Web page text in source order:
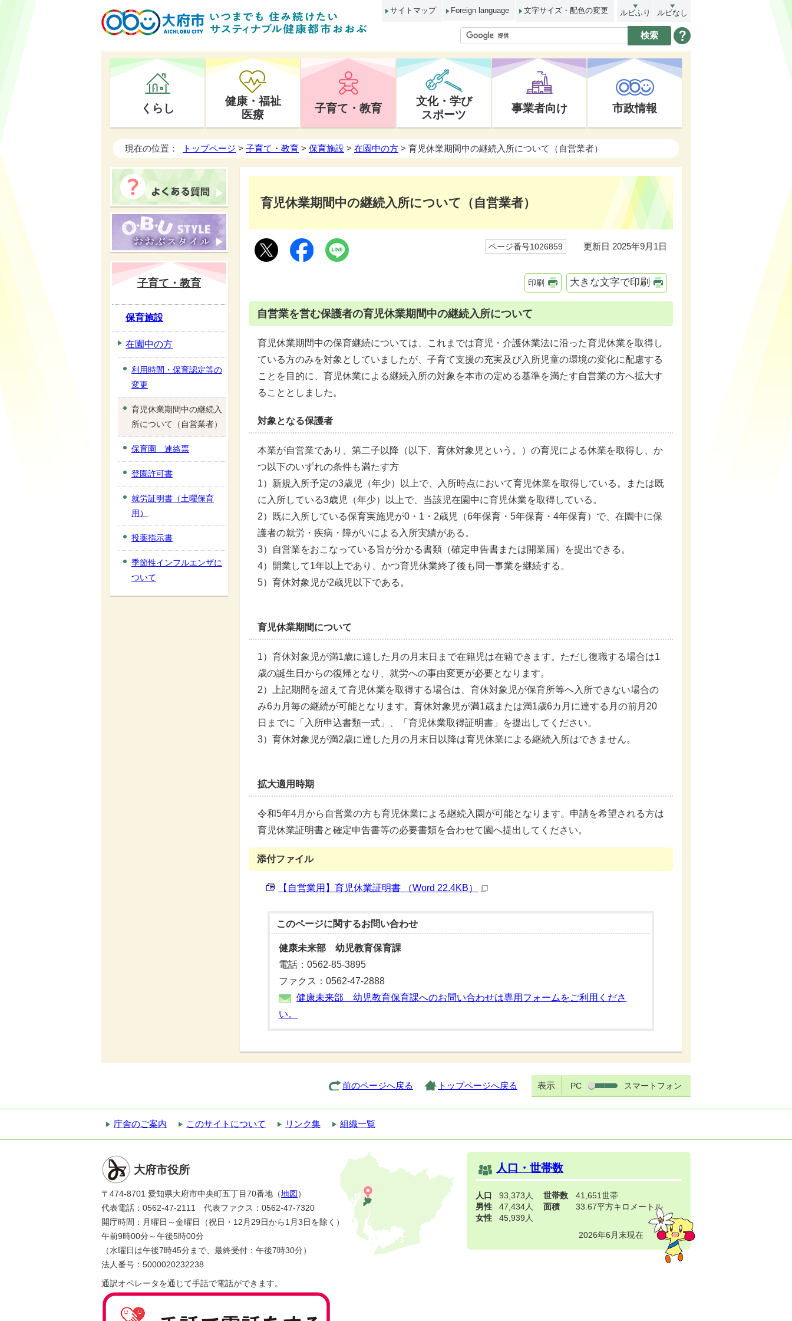
サイトマップ Foreign language 文字サイズ・配色の変更 ルビふり ルビなし
くらし
健康・福祉
医療
子育て・教育
文化・学び
スポーツ
事業者向け 市政情報
現在の位置： トップページ > 子育て・教育 > 保育施設 > 在園中の方 > 育児休業期間中の継続入所について（自営業者）
育児休業期間中の継続入所について（自営業者）
ページ番号1026859 更新日 2025年9月1日
印刷 大きな文字で印刷
自営業を営む保護者の育児休業期間中の継続入所について
育児休業期間中の保育継続については、これまでは育児・介護休業法に沿った育児休業を取得し
ている方のみを対象としていましたが、子育て支援の充実及び入所児童の環境の変化に配慮する
ことを目的に、育児休業による継続入所の対象を本市の定める基準を満たす自営業の方へ拡大す
ることとしました。
対象となる保護者
本業が自営業であり、第二子以降（以下、育休対象児という。）の育児による休業を取得し、か
つ以下のいずれの条件も満たす方
1）新規入所予定の3歳児（年少）以上で、入所時点において育児休業を取得している。または既
に入所している3歳児（年少）以上で、当該児在園中に育児休業を取得している。
2）既に入所している保育実施児が0・1・2歳児（6年保育・5年保育・4年保育）で、在園中に保
護者の就労・疾病・障がいによる入所実績がある。
3）自営業をおこなっている旨が分かる書類（確定申告書または開業届）を提出できる。
4）開業して1年以上であり、かつ育児休業終了後も同一事業を継続する。
5）育休対象児が2歳児以下である。
育児休業期間について
1）育休対象児が満1歳に達した月の月末日まで在籍児は在籍できます。ただし復職する場合は1
歳の誕生日からの復帰となり、就労への事由変更が必要となります。
2）上記期間を超えて育児休業を取得する場合は、育休対象児が保育所等へ入所できない場合の
み6カ月毎の継続が可能となります。育休対象児が満1歳または満1歳6カ月に達する月の前月20
日までに「入所申込書類一式」、「育児休業取得証明書」を提出してください。
3）育休対象児が満2歳に達した月の月末日以降は育児休業による継続入所はできません。
拡大適用時期
令和5年4月から自営業の方も育児休業による継続入園が可能となります。申請を希望される方は
育児休業証明書と確定申告書等の必要書類を合わせて園へ提出してください。
添付ファイル
【自営業用】育児休業証明書 （Word 22.4KB）
このページに関するお問い合わせ
健康未来部 幼児教育保育課
電話：0562-85-3895
ファクス：0562-47-2888
健康未来部 幼児教育保育課へのお問い合わせは専用フォームをご利用くださ
い。
子育て・教育
保育施設
在園中の方
利用時間・保育認定等の
変更
育児休業期間中の継続入
所について（自営業者）
保育園 連絡票
登園許可書
就労証明書（土曜保育
用）
投薬指示書
季節性インフルエンザに
ついて
前のページへ戻る トップページへ戻る 表示 PC スマートフォン
庁舎のご案内 このサイトについて リンク集 組織一覧
大府市役所
〒474-8701 愛知県大府市中央町五丁目70番地（地図 ）
代表電話：0562-47-2111 代表ファクス：0562-47-7320
開庁時間：月曜日～金曜日（祝日・12月29日から1月3日を除く）
午前9時00分～午後5時00分
（水曜日は午後7時45分まで、最終受付：午後7時30分）
法人番号：5000020232238
通訳オペレータを通じて手話で電話ができます。
人口・世帯数
人口
93,373人
男性
47,434人
女性
45,939人
世帯数
41,651世帯
面積
33.67平方キロメートル
2026年6月末現在